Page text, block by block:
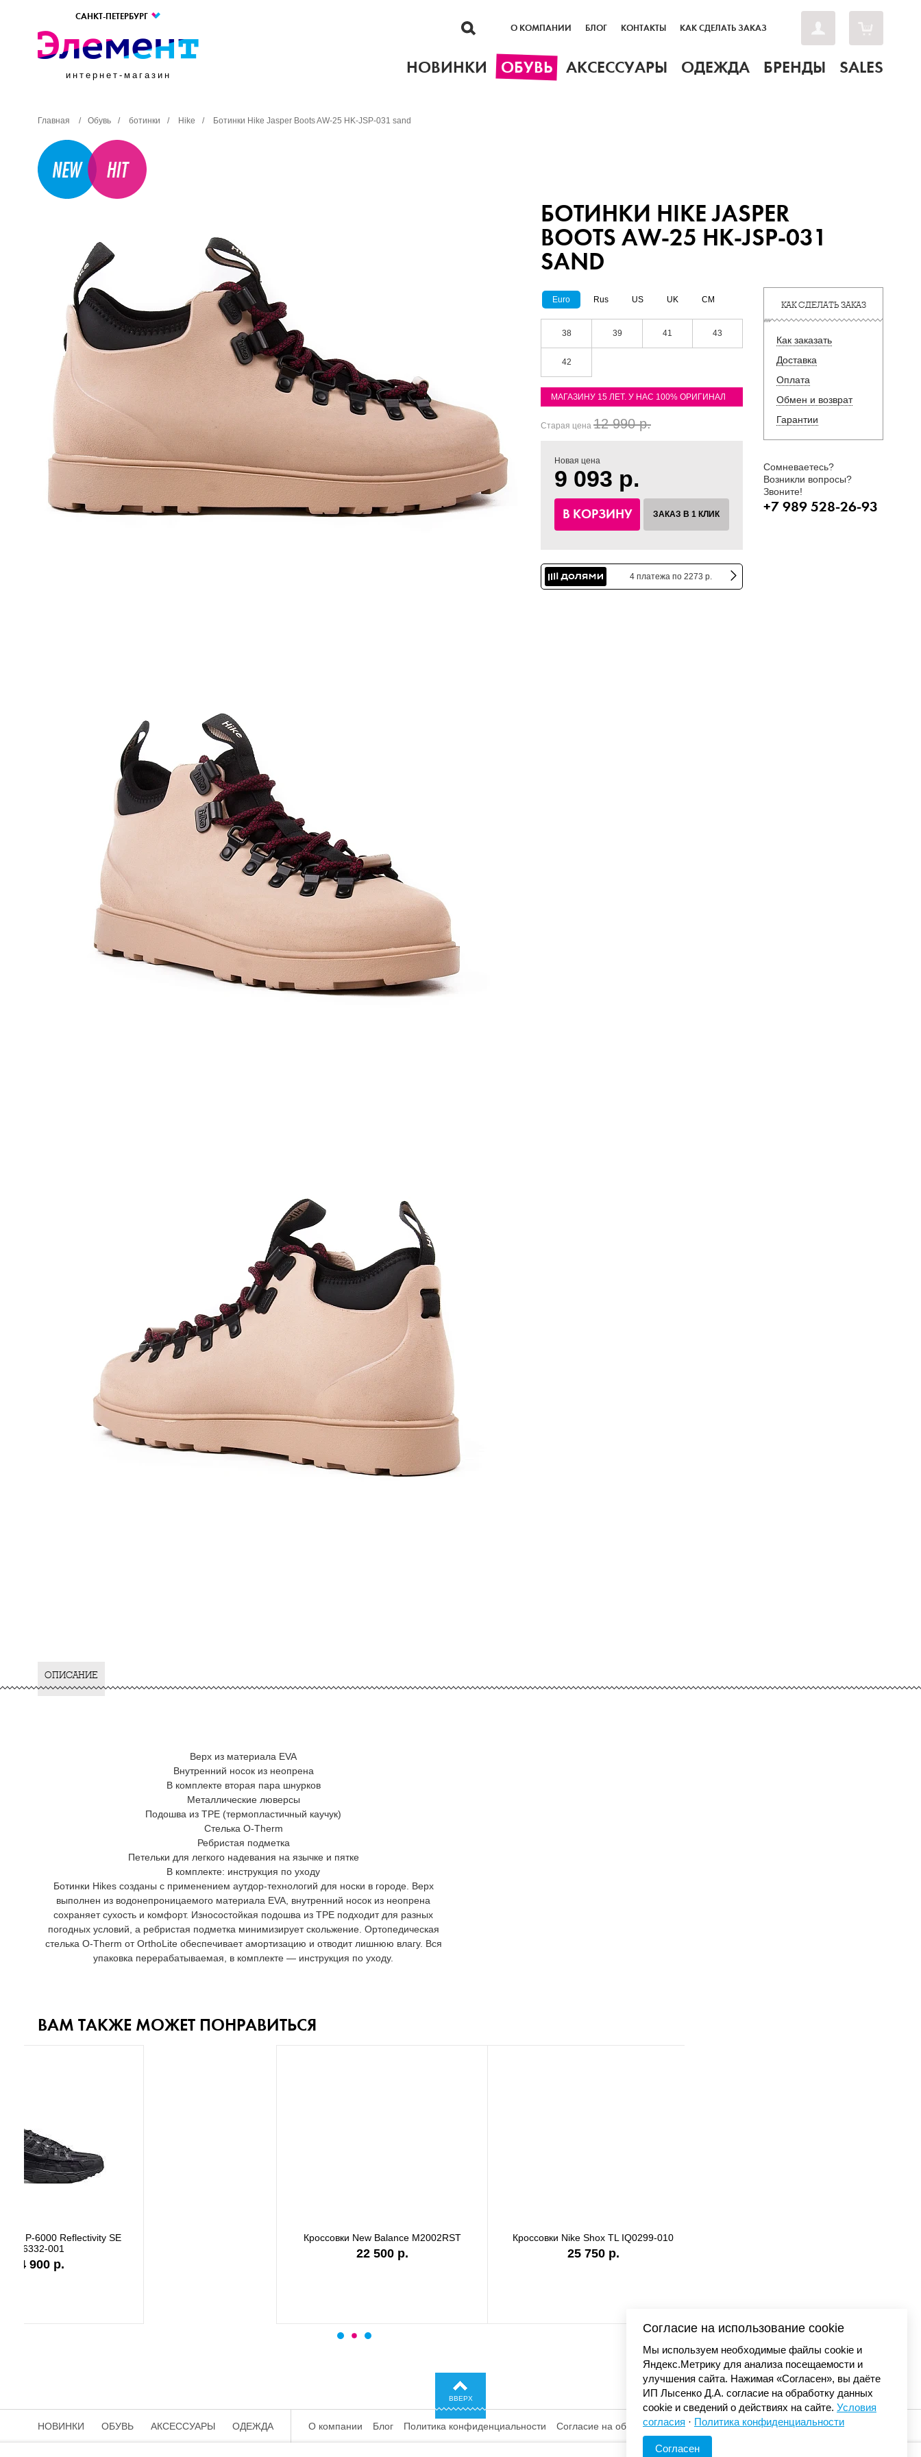
САНКТ-ПЕТЕРБУРГ
интернет-магазин
О КОМПАНИИ БЛОГ КОНТАКТЫ КАК СДЕЛАТЬ ЗАКАЗ
НОВИНКИ ОБУВЬ АКСЕССУАРЫ ОДЕЖДА БРЕНДЫ SALES
Главная / Обувь / ботинки / Hike / Ботинки Hike Jasper Boots AW-25 HK-JSP-031 sand
БОТИНКИ HIKE JASPER
BOOTS AW-25 HK-JSP-031
SAND
Euro Rus US UK CM
38 39 41 43
42
МАГАЗИНУ 15 ЛЕТ. У НАС 100% ОРИГИНАЛ
Старая цена 12 990 р.
Новая цена
9 093 р.
В КОРЗИНУ ЗАКАЗ В 1 КЛИК
4 платежа по 2273 р.
КАК СДЕЛАТЬ ЗАКАЗ
Как заказать
Доставка
Оплата
Обмен и возврат
Гарантии
Сомневаетесь?
Возникли вопросы?
Звоните!
+7 989 528-26-93
ОПИСАНИЕ
Верх из материала EVA
Внутренний носок из неопрена
В комплекте вторая пара шнурков
Металлические люверсы
Подошва из TPE (термопластичный каучук)
Стелька O-Therm
Ребристая подметка
Петельки для легкого надевания на язычке и пятке
В комплекте: инструкция по уходу
Ботинки Hikes созданы с применением аутдор-технологий для носки в городе. Верх
выполнен из водонепроницаемого материала EVA, внутренний носок из неопрена
сохраняет сухость и комфорт. Износостойкая подошва из TPE подходит для разных
погодных условий, а ребристая подметка минимизирует скольжение. Ортопедическая
стелька O-Therm от OrthoLite обеспечивает амортизацию и отводит лишнюю влагу. Вся
упаковка перерабатываемая, в комплекте — инструкция по уходу.
ВАМ ТАКЖЕ МОЖЕТ ПОНРАВИТЬСЯ
Кроссовки New Balance M2002RST Кроссовки Nike Shox TL IQ0299-010
25 750 р.
Кроссовки Nike P-6000 CD6404-030
ВВЕРХ
© «Элемент». 2013-2026 Все права защищены.
НОВИНКИ ОБУВЬ АКСЕССУАРЫ ОДЕЖДА О компании Блог Политика конфиденциальности Согласие на обработку
Согласие на использование cookie
Мы используем необходимые файлы cookie и
Яндекс.Метрику для анализа посещаемости и
улучшения сайта. Нажимая «Согласен», вы даёте
ИП Лысенко Д.А. согласие на обработку данных
cookie и сведений о действиях на сайте. Условия
согласия · Политика конфиденциальности
Согласен